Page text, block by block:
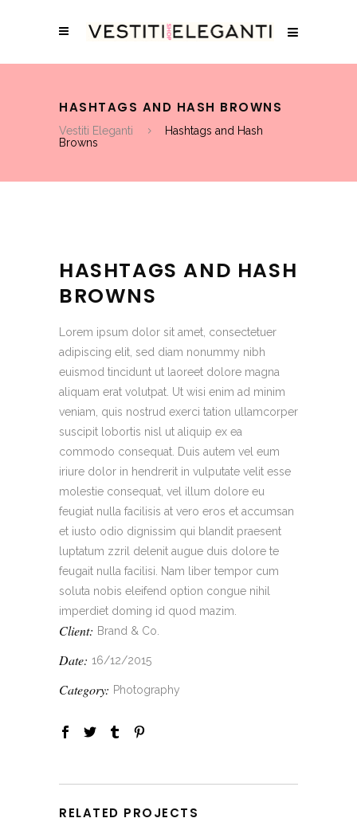
HASHTAGS AND HASH BROWNS
Vestiti Eleganti
Hashtags and Hash
Browns
HASHTAGS AND HASH
BROWNS
Lorem ipsum dolor sit amet, consectetuer
adipiscing elit, sed diam nonummy nibh
euismod tincidunt ut laoreet dolore magna
aliquam erat volutpat. Ut wisi enim ad minim
veniam, quis nostrud exerci tation ullamcorper
suscipit lobortis nisl ut aliquip ex ea
commodo consequat. Duis autem vel eum
iriure dolor in hendrerit in vulputate velit esse
molestie consequat, vel illum dolore eu
feugiat nulla facilisis at vero eros et accumsan
et iusto odio dignissim qui blandit praesent
luptatum zzril delenit augue duis dolore te
feugait nulla facilisi. Nam liber tempor cum
soluta nobis eleifend option congue nihil
imperdiet doming id quod mazim.
Client: Brand & Co.
Date: 16/12/2015
Category: Photography
RELATED PROJECTS